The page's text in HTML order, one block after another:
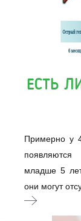
ЕСТЬ
Примерно у
младше 5
они могут